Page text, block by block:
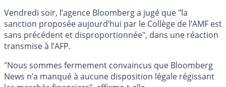
Vendredi soir, l’agence Bloomberg a jugé que "la
sanction proposée aujourd’hui par le Collège de l’AMF est
sans précédent et disproportionnée", dans une réaction
transmise à l’AFP.
"Nous sommes fermement convaincus que Bloomberg
News n’a manqué à aucune disposition légale régissant